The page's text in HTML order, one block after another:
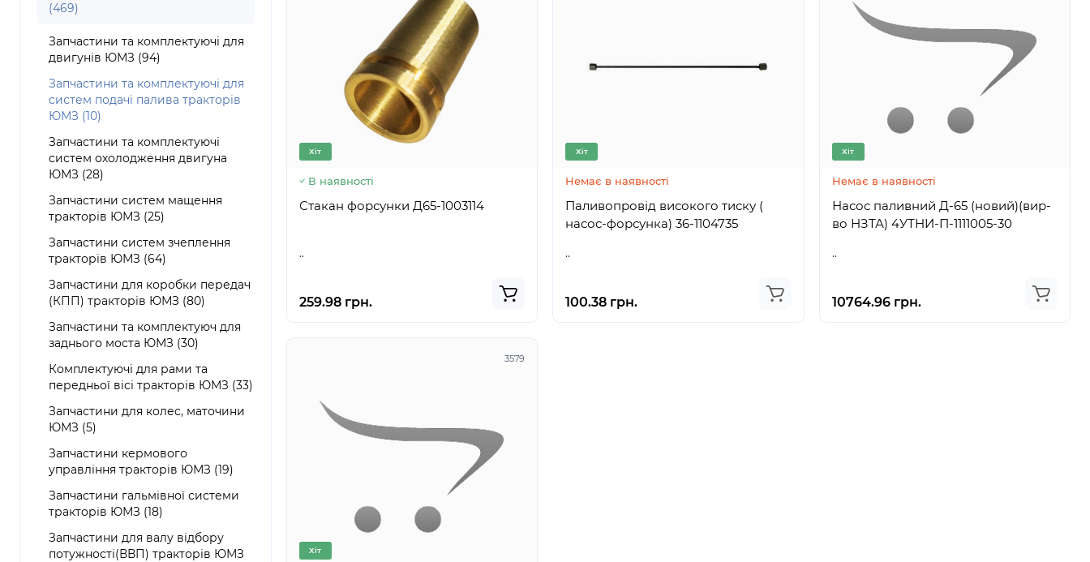
(469)
Запчастини та комплектуючі для
двигунів ЮМЗ (94)
Запчастини та комплектуючі для
систем подачі палива тракторів
ЮМЗ (10)
Запчастини та комплектуючі
систем охолодження двигуна
ЮМЗ (28)
Запчастини систем мащення
тракторів ЮМЗ (25)
Запчастини систем зчеплення
тракторів ЮМЗ (64)
Запчастини для коробки передач
(КПП) тракторів ЮМЗ (80)
Запчастини та комплектуюч для
заднього моста ЮМЗ (30)
Комплектуючі для рами та
передньої вісі тракторів ЮМЗ (33)
Запчастини для колес, маточини
ЮМЗ (5)
Запчастини кермового
управління тракторів ЮМЗ (19)
Запчастини гальмівної системи
тракторів ЮМЗ (18)
Запчастини для валу відбору
потужності(ВВП) тракторів ЮМЗ
Хіт
В наявності
Стакан форсунки Д65-1003114
..
259.98 грн.
Хіт
Немає в наявності
Паливопровід високого тиску (
насос-форсунка) 36-1104735
..
100.38 грн.
Хіт
Немає в наявності
Насос паливний Д-65 (новий)(вир-
во НЗТА) 4УТНИ-П-1111005-30
..
10764.96 грн.
3579
Хіт